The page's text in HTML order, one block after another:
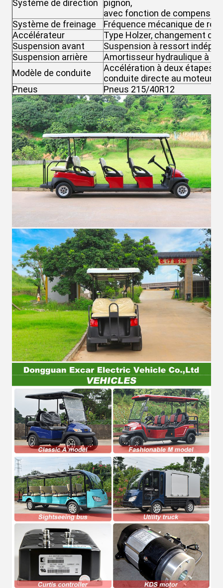
Système de direction
pignon,
avec fonction de
Système de freinage
Fréquence mécanique de
Accélérateur
Type Holzer, changement de
Suspension avant
Suspension à ressort
Suspension arrière
Amortisseur hydraulique à
Modèle de conduite
Accélération à deux étapes
conduite directe au moteur
Pneus
Pneus 215/40R12